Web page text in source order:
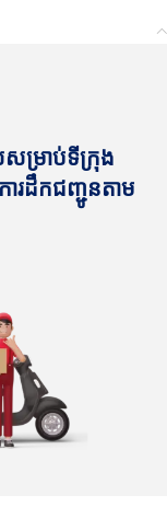
ម្រាប់ទីក្រុង
រដឹកជញ្ជូនតាម